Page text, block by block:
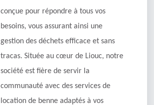
conçue pour répondre à tous vos
besoins, vous assurant ainsi une
gestion des déchets efficace et sans
tracas. Située au cœur de Liouc, notre
société est fière de servir la
communauté avec des services de
location de benne adaptés à vos